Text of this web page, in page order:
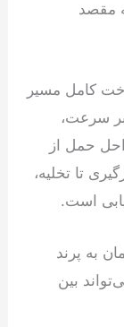
مقصد
کامل مسیر
سرعت،
حمل از
تا تخلیه،
است.
به پرند
بین